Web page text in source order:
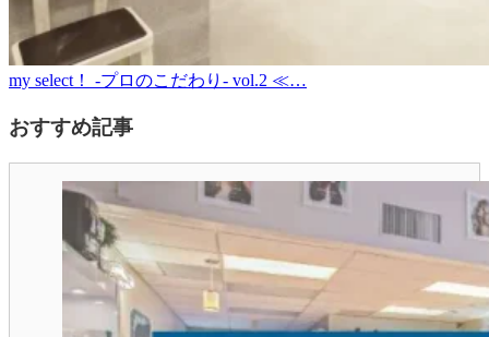
my select！ -プロのこだわり- vol.2 ≪…
おすすめ記事